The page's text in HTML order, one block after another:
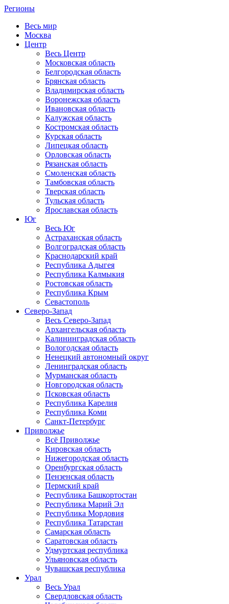
Регионы
Весь мир
Москва
Центр
Весь Центр
Московская область
Белгородская область
Брянская область
Владимирская область
Воронежская область
Ивановская область
Калужская область
Костромская область
Курская область
Липецкая область
Орловская область
Рязанская область
Смоленская область
Тамбовская область
Тверская область
Тульская область
Ярославская область
Юг
Весь Юг
Астраханская область
Волгоградская область
Краснодарский край
Республика Адыгея
Республика Калмыкия
Ростовская область
Республика Крым
Севастополь
Северо-Запад
Весь Северо-Запад
Архангельская область
Калининградская область
Вологодская область
Ненецкий автономный округ
Ленинградская область
Мурманская область
Новгородская область
Псковская область
Республика Карелия
Республика Коми
Санкт-Петербург
Приволжье
Всё Приволжье
Кировская область
Нижегородская область
Оренбургская область
Пензенская область
Пермский край
Республика Башкортостан
Республика Марий Эл
Республика Мордовия
Республика Татарстан
Самарская область
Саратовская область
Удмуртская республика
Ульяновская область
Чувашская республика
Урал
Весь Урал
Свердловская область